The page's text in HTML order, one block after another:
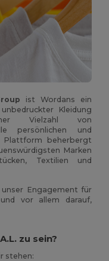
ist Wordans ein
Kleidung
Vielzahl von
persönlichen und
Plattform beherbergt
Marken
Textilien und
Engagement für
vor allem darauf,
zu sein?
stehen: